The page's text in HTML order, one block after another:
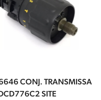
CONJ. TRANSMISSA
SITE